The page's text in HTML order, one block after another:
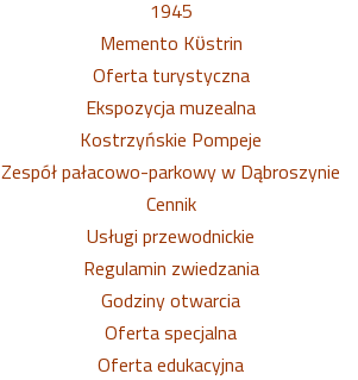
1945
Memento Kϋstrin
Oferta turystyczna
Ekspozycja muzealna
Kostrzyńskie Pompeje
Zespół pałacowo-parkowy w Dąbroszynie
Cennik
Usługi przewodnickie
Regulamin zwiedzania
Godziny otwarcia
Oferta specjalna
Oferta edukacyjna